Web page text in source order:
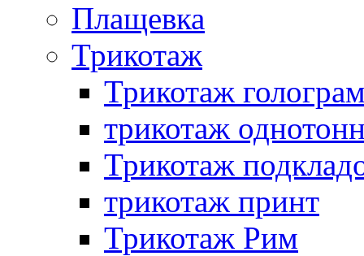
Плащевка
Трикотаж
Трикотаж
трикотаж
Трикотаж
трикотаж принт
Трикотаж Рим